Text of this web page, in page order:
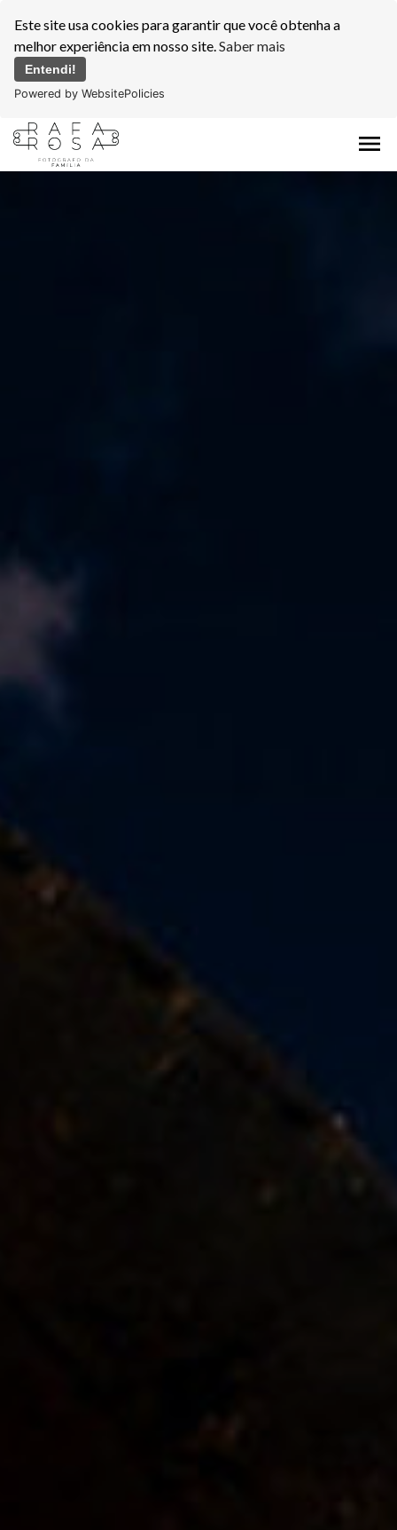
Este site usa cookies para garantir que você obtenha a
melhor experiência em nosso site.Saber mais
Entendi!
Powered by WebsitePolicies
menu